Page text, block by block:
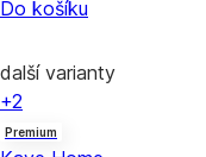
Do košíku
další varianty
+2
Premium